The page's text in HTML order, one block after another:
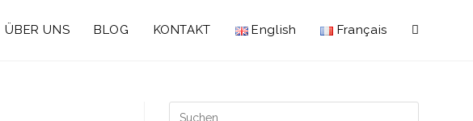
ÜBER UNS BLOG KONTAKT English Français